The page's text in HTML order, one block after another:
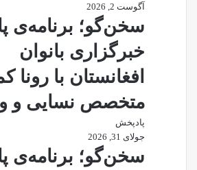
آگوست 2, 2026
سخن‌گو؛ برنامه‌ی
خبرگزاری بانوان
افغانستان با رونا
متخصص نسایی و
پادپخش
جولای 31, 2026
سخن‌گو؛ برنامه‌ی